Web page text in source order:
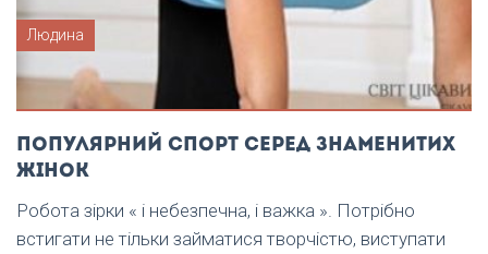
Людина
Популярний спорт серед знаменитих
жінок
Робота зірки « і небезпечна, і важка ». Потрібно
встигати не тільки займатися творчістю, виступати